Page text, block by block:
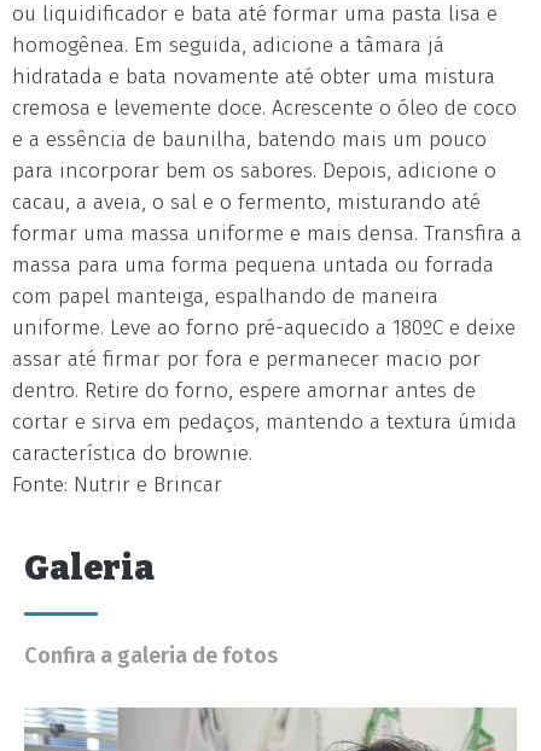
ou liquidificador e bata até formar uma pasta lisa e
homogênea. Em seguida, adicione a tâmara já
hidratada e bata novamente até obter uma mistura
cremosa e levemente doce. Acrescente o óleo de coco
e a essência de baunilha, batendo mais um pouco
para incorporar bem os sabores. Depois, adicione o
cacau, a aveia, o sal e o fermento, misturando até
formar uma massa uniforme e mais densa. Transfira a
massa para uma forma pequena untada ou forrada
com papel manteiga, espalhando de maneira
uniforme. Leve ao forno pré-aquecido a 180ºC e deixe
assar até firmar por fora e permanecer macio por
dentro. Retire do forno, espere amornar antes de
cortar e sirva em pedaços, mantendo a textura úmida
característica do brownie.
Fonte: Nutrir e Brincar
Galeria
Confira a galeria de fotos